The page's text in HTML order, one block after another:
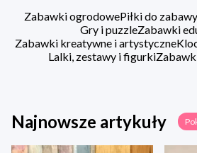
Zabawki ogrodowePiłki do zabawy
Gry i puzzleZabawki
Zabawki kreatywne i artystyczne
Lalki, zestawy i figurki
Najnowsze artykuły